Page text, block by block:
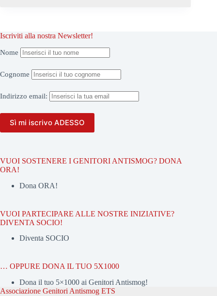
Iscriviti alla nostra Newsletter!
Nome
Cognome
Indirizzo email:
VUOI SOSTENERE I GENITORI ANTISMOG? DONA
ORA!
Dona ORA!
VUOI PARTECIPARE ALLE NOSTRE INIZIATIVE?
DIVENTA SOCIO!
Diventa SOCIO
… OPPURE DONA IL TUO 5X1000
Dona il tuo 5×1000 ai Genitori Antismog!
Associazione Genitori Antismog ETS